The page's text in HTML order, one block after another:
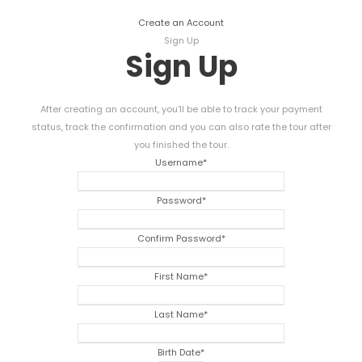
Create an Account
Sign Up
Sign Up
After creating an account,you'll be able to track your payment
status,track the confirmation and you can also rate the tour after
you finished the tour.
Username*
Password*
Confirm Password*
First Name*
Last Name*
Birth Date*